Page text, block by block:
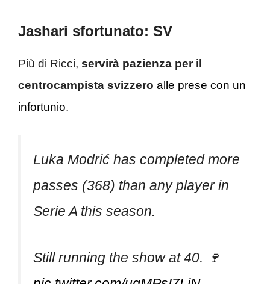
Jashari sfortunato: SV
Più di Ricci, servirà pazienza per il
centrocampista svizzero alle prese con un
infortunio.
Luka Modrić has completed more
passes (368) than any player in
Serie A this season.
Still running the show at 40. 🍷